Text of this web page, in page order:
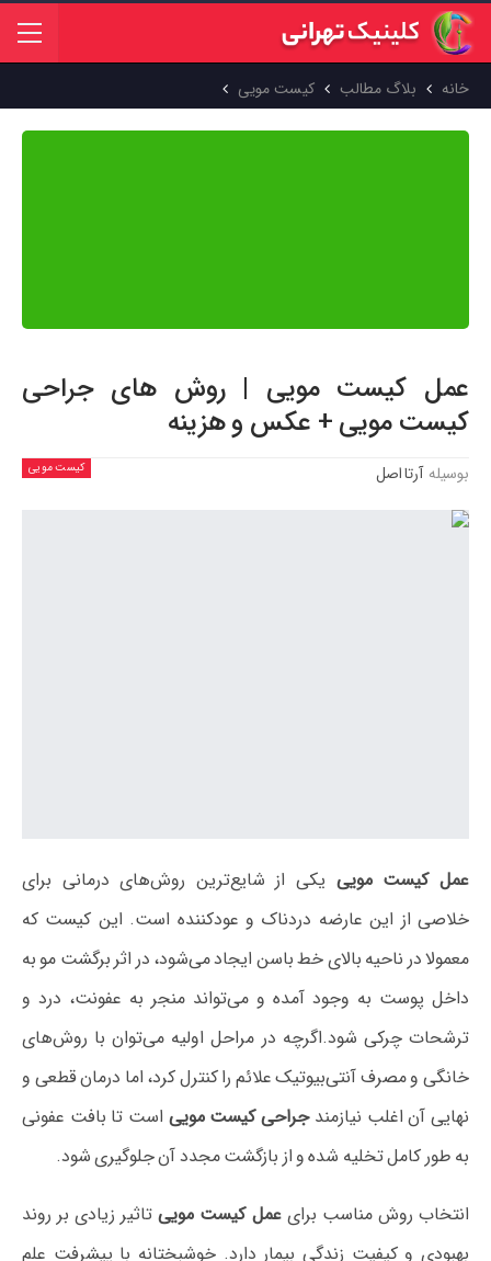
خانه بلاگ مطالب کیست مویی
عمل کیست مویی | روش های جراحی
کیست مویی + عکس و هزینه
کیست مویی بوسیله آرتا اصل
عمل کیست مویی یکی از شایع‌ترین روش‌های درمانی برای
خلاصی از این عارضه دردناک و عودکننده است. این کیست که
معمولا در ناحیه بالای خط باسن ایجاد می‌شود، در اثر برگشت مو به
داخل پوست به وجود آمده و می‌تواند منجر به عفونت، درد و
ترشحات چرکی شود.اگرچه در مراحل اولیه می‌توان با روش‌های
خانگی و مصرف آنتی‌بیوتیک علائم را کنترل کرد، اما درمان قطعی و
نهایی آن اغلب نیازمندجراحی کیست مویی است تا بافت عفونی
به طور کامل تخلیه شده و از بازگشت مجدد آن جلوگیری شود.
انتخاب روش مناسب برایعمل کیست موییتاثیر زیادی بر روند
بهبودی و کیفیت زندگی بیمار دارد. خوشبختانه با پیشرفت علم